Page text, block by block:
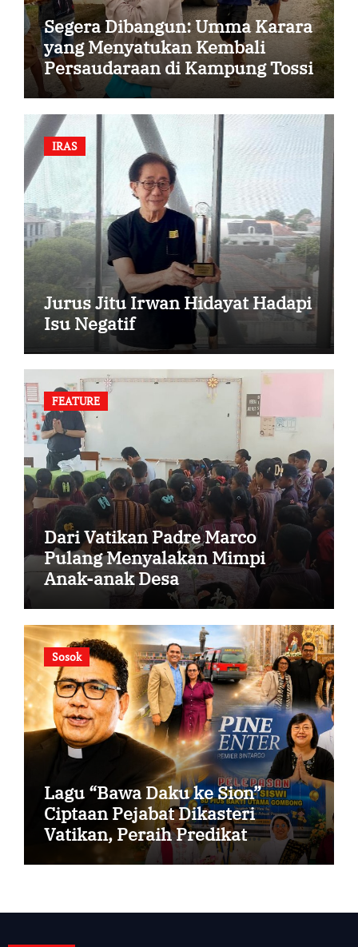
Segera Dibangun: Umma Karara
yang Menyatukan Kembali
Persaudaraan di Kampung Tossi
IRAS
Jurus Jitu Irwan Hidayat Hadapi
Isu Negatif
FEATURE
Dari Vatikan Padre Marco
Pulang Menyalakan Mimpi
Anak-anak Desa
Sosok
Lagu “Bawa Daku ke Sion”
Ciptaan Pejabat Dikasteri
Vatikan, Peraih Predikat
Summa Cum Laude